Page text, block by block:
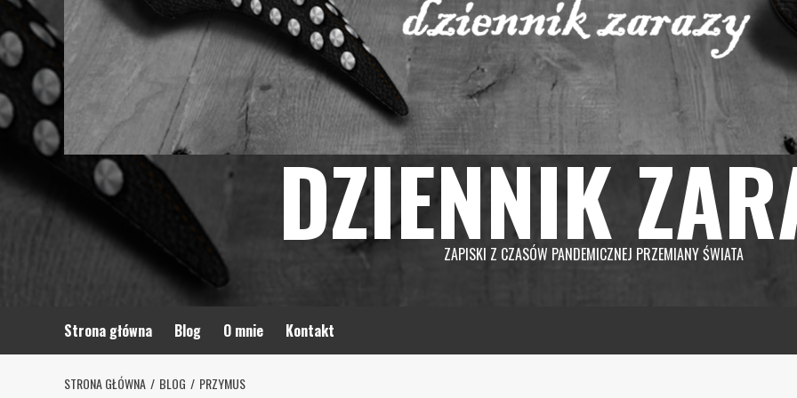
DZIENNIK
ZAPISKI Z CZASÓW PANDEMICZNEJ PRZEMIANY ŚWIATA
Strona główna Blog O mnie Kontakt
STRONA GŁÓWNA BLOG PRZYMUS